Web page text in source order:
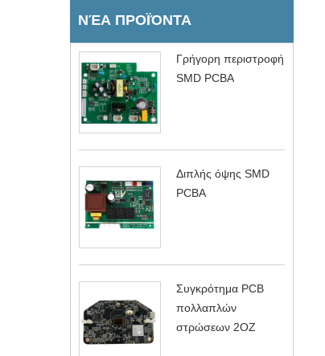
ΝΈΑ ΠΡΟΪΌΝΤΑ
Γρήγορη περιστροφή
SMD PCBA
Διπλής όψης SMD
PCBA
Συγκρότημα PCB
πολλαπλών
στρώσεων 2OZ